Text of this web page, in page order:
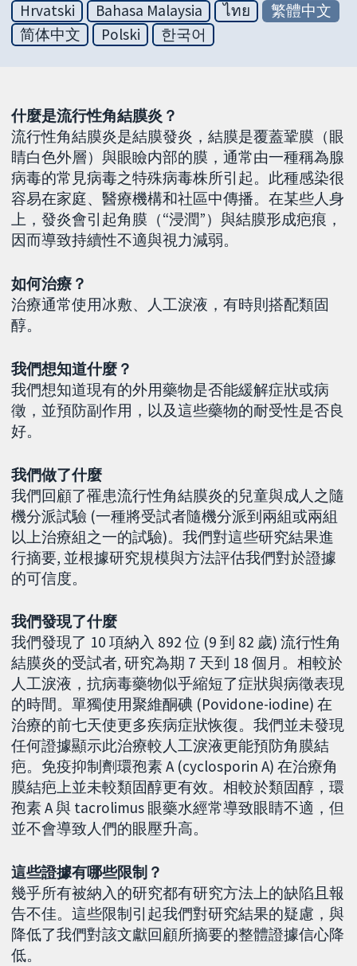
Hrvatski
Bahasa Malaysia ไทย
繁體中文
简体中文
Polski 한국어
什麼是流行性角結膜炎？
流行性角結膜炎是結膜發炎，結膜是覆蓋鞏膜（眼
睛白色外層）與眼瞼内部的膜，通常由一種稱為腺
病毒的常見病毒之特殊病毒株所引起。此種感染很
容易在家庭、醫療機構和社區中傳播。在某些人身
上，發炎會引起角膜（“浸潤”）與結膜形成疤痕，
因而導致持續性不適與視力減弱。
如何治療？
治療通常使用冰敷、人工淚液，有時則搭配類固
醇。
我們想知道什麼？
我們想知道現有的外用藥物是否能緩解症狀或病
徵，並預防副作用，以及這些藥物的耐受性是否良
好。
我們做了什麼
我們回顧了罹患流行性角結膜炎的兒童與成人之隨
機分派試驗 (一種將受試者隨機分派到兩組或兩組
以上治療組之一的試驗)。我們對這些研究結果進
行摘要, 並根據研究規模與方法評估我們對於證據
的可信度。
我們發現了什麼
我們發現了 10 項納入 892 位 (9 到 82 歲) 流行性角
結膜炎的受試者, 研究為期 7 天到 18 個月。相較於
人工淚液，抗病毒藥物似乎縮短了症狀與病徵表現
的時間。單獨使用聚維酮碘 (Povidone-iodine) 在
治療的前七天使更多疾病症狀恢復。我們並未發現
任何證據顯示此治療較人工淚液更能預防角膜結
疤。免疫抑制劑環孢素 A (cyclosporin A) 在治療角
膜結疤上並未較類固醇更有效。相較於類固醇，環
孢素 A 與 tacrolimus 眼藥水經常導致眼睛不適，但
並不會導致人們的眼壓升高。
這些證據有哪些限制？
幾乎所有被納入的研究都有研究方法上的缺陷且報
告不佳。這些限制引起我們對研究結果的疑慮，與
降低了我們對該文獻回顧所摘要的整體證據信心降
低。